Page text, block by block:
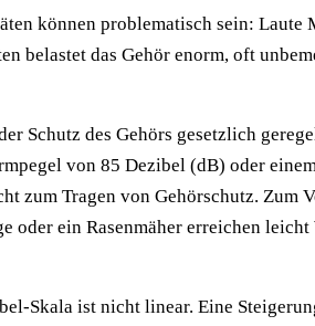
können problematisch sein: Laute
belastet das Gehör enorm, oft
Schutz des Gehörs gesetzlich
von 85 Dezibel (dB) oder
zum Tragen von Gehörschutz. Zum
oder ein Rasenmäher erreichen
Skala ist nicht linear. Eine